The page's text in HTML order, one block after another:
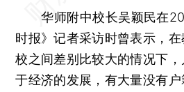
华师附中校长吴颖民在
时报》记者采访时曾表示，
校之间差别比较大的情况下
于经济的发展，有大量没有户